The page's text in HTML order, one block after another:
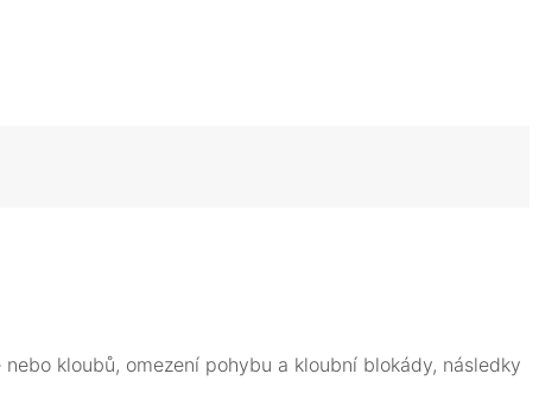
kloubů, omezení pohybu a kloubní blokády, následky